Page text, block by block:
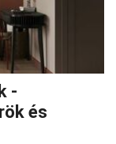
-
és